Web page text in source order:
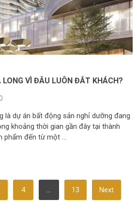
LONG VÌ ĐÂU LUÔN ĐẮT KHÁCH?
là dự án bất động sản nghỉ dưỡng đang
khoảng thời gian gần đây tại thành
phẩm đến từ một …
4 … 13 Next